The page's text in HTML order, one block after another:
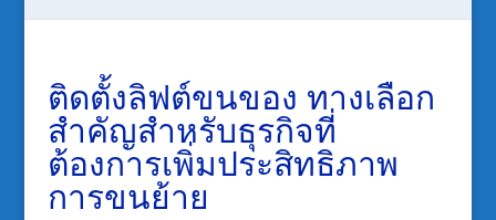
ติดตั้งลิฟต์ขนของ ทางเลือก
สำคัญสำหรับธุรกิจที่
ต้องการเพิ่มประสิทธิภาพ
การขนย้าย